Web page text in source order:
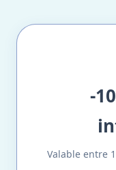
-
Valable entre